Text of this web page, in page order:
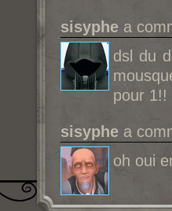
sisyphe a
dsl du
pour 1!!
sisyphe a
oh oui